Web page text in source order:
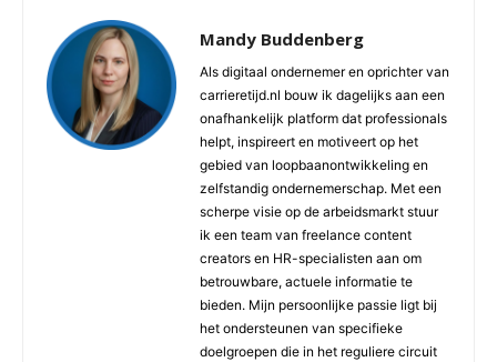
Mandy Buddenberg
Als digitaal ondernemer en oprichter van
carrieretijd.nl bouw ik dagelijks aan een
onafhankelijk platform dat professionals
helpt, inspireert en motiveert op het
gebied van loopbaanontwikkeling en
zelfstandig ondernemerschap. Met een
scherpe visie op de arbeidsmarkt stuur
ik een team van freelance content
creators en HR-specialisten aan om
betrouwbare, actuele informatie te
bieden. Mijn persoonlijke passie ligt bij
het ondersteunen van specifieke
doelgroepen die in het reguliere circuit